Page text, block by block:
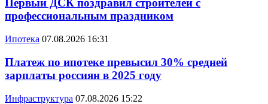
Первый ДСК поздравил строителей с
профессиональным праздником
Ипотека 07.08.2026 16:31
Платеж по ипотеке превысил 30% средней
зарплаты россиян в 2025 году
Инфраструктура 07.08.2026 15:22